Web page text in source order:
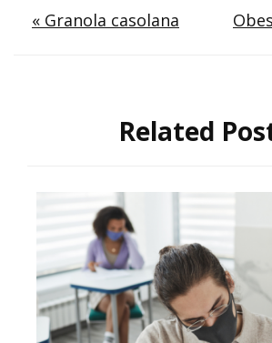
Navegació
« Granola casolana
Related